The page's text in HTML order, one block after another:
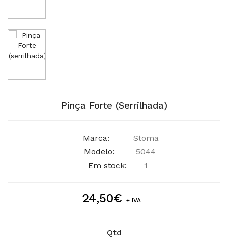
Pinça Forte (serrilhada)
Marca:
Stoma
Modelo:
5044
Em stock:
1
24,50€ + IVA
Qtd